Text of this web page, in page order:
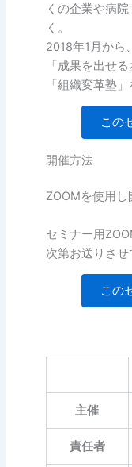
くの企業や病
く。
2018年1月から
「成果を出せ
「組織変革塾」
この
開催方法
ZOOMを使用し
セミナー用
次第お送りさせ
この
主催
責任者